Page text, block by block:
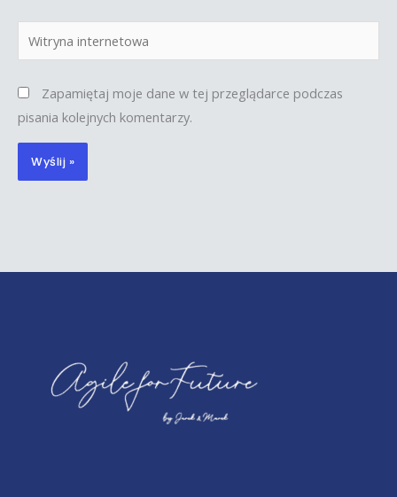
internetowa
Zapamiętaj moje dane w tej przeglądarce podczas
pisania kolejnych komentarzy.